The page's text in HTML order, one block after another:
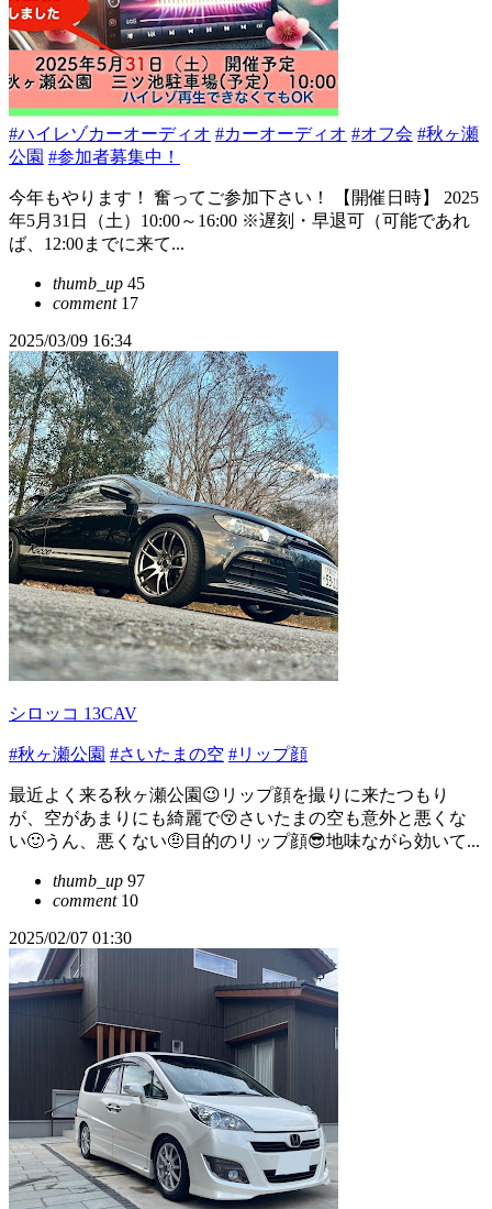
#ハイレゾカーオーディオ #カーオーディオ #オフ会 #秋ヶ瀬
公園 #参加者募集中！
今年もやります！ 奮ってご参加下さい！ 【開催日時】 2025
年5月31日（土）10:00～16:00 ※遅刻・早退可（可能であれ
ば、12:00までに来て...
thumb_up 45
comment17
2025/03/09 16:34
シロッコ 13CAV
#秋ヶ瀬公園 #さいたまの空 #リップ顔
最近よく来る秋ヶ瀬公園😉リップ顔を撮りに来たつもり
が、空があまりにも綺麗で😚さいたまの空も意外と悪くな
い🙂うん、悪くない🤨目的のリップ顔😎地味ながら効いて...
thumb_up 97
comment10
2025/02/07 01:30